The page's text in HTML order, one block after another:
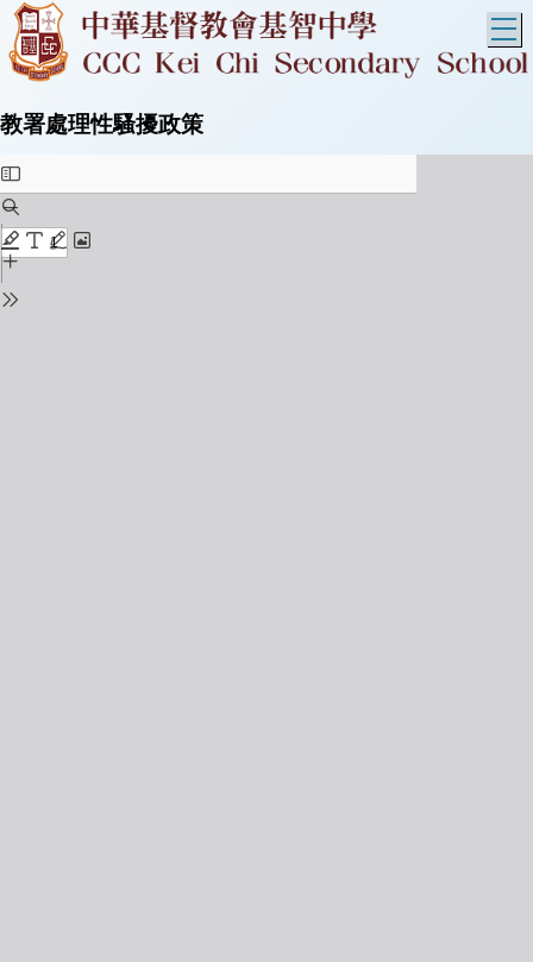
教署處理性騷擾政策